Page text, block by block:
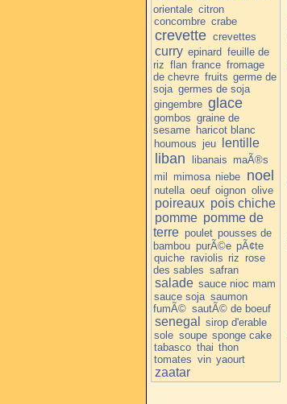
orientale citron
concombre crabe
crevette crevettes
curry epinard feuille de
riz flan france fromage
de chevre fruits germe de
soja germes de soja
gingembre glace
gombos graine de
sesame haricot blanc
houmous jeu lentille
liban libanais maÃ®s
mil mimosa niebe noel
nutella oeuf oignon olive
poireaux pois chiche
pomme pomme de
terre poulet pousses de
bambou purÃ©e pÃ¢te
quiche raviolis riz rose
des sables safran
salade sauce nioc mam
sauce soja saumon
fumÃ© sautÃ© de boeuf
senegal
sirop d'erable
sole soupe sponge cake
tabasco thai thon
tomates vin yaourt
zaatar